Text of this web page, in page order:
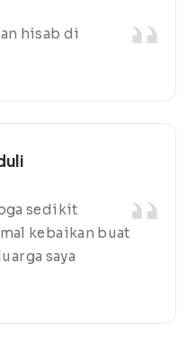
hisab di
sedikit
kebaikan buat
saya